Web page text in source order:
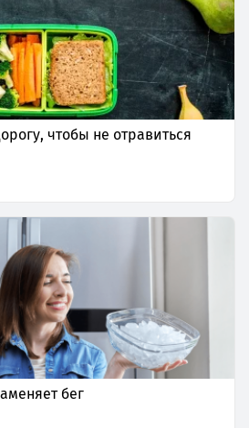
чтобы не отравиться
бег